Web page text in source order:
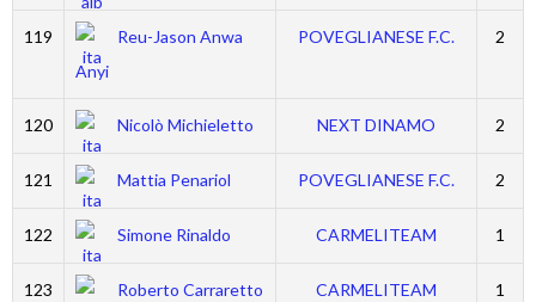
119
Reu-Jason Anwa
Anyi
POVEGLIANESE F.C. 2
120 Nicolò Michieletto NEXT DINAMO 2
121 Mattia Penariol POVEGLIANESE F.C. 2
122 Simone Rinaldo CARMELITEAM 1
123 Roberto Carraretto CARMELITEAM 1